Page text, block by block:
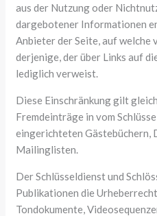
aus der Nutzung oder
dargebotener Informationen
Anbieter der Seite, auf welche
derjenige, der über Links auf
lediglich verweist.
Diese Einschränkung gilt
Fremdeinträge in vom
eingerichteten Gästebüchern,
Mailinglisten.
Der Schlüsseldienst und
Publikationen die
Tondokumente,